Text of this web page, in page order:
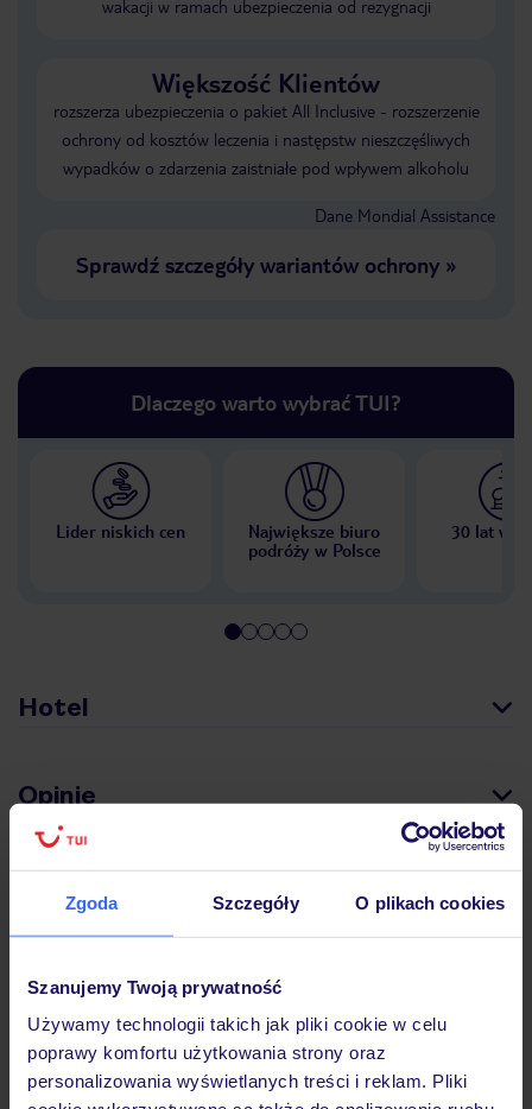
Zgoda Szczegóły O plikach cookies
Szanujemy Twoją prywatność
Używamy technologii takich jak pliki cookie w celu
poprawy komfortu użytkowania strony oraz
personalizowania wyświetlanych treści i reklam. Pliki
wakacji w ramach ubezpieczenia od rezygnacji
Większość Klientów
rozszerza ubezpieczenia o pakiet All Inclusive - rozszerzenie
ochrony od kosztów leczenia i następstw nieszczęśliwych
wypadków o zdarzenia zaistniałe pod wpływem alkoholu
Dane Mondial Assistance
Sprawdź szczegóły wariantów ochrony»
Dlaczego warto wybrać TUI?
Lider niskich cen
Największe biuro
podróży w Polsce
30 lat w
Hotel
Opinie
Atrakcje